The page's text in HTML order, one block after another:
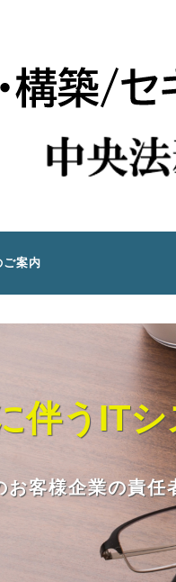
ご案内
伴うIT
客様企業の責